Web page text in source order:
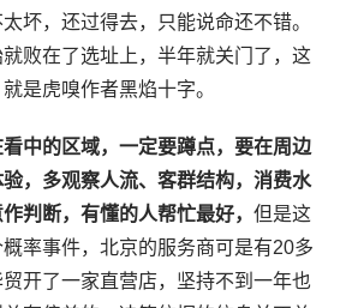
坏，还过得去，只能说命还不错。
败在了选址上，半年就关门了，这
是虎嗅作者黑焰十字。
中的区域，一定要蹲点，要在周边
，多观察人流、客群结构，消费水
判断，有懂的人帮忙最好，但是这
率事件，北京的服务商可是有20多
开了一家直营店，坚持不到一年也